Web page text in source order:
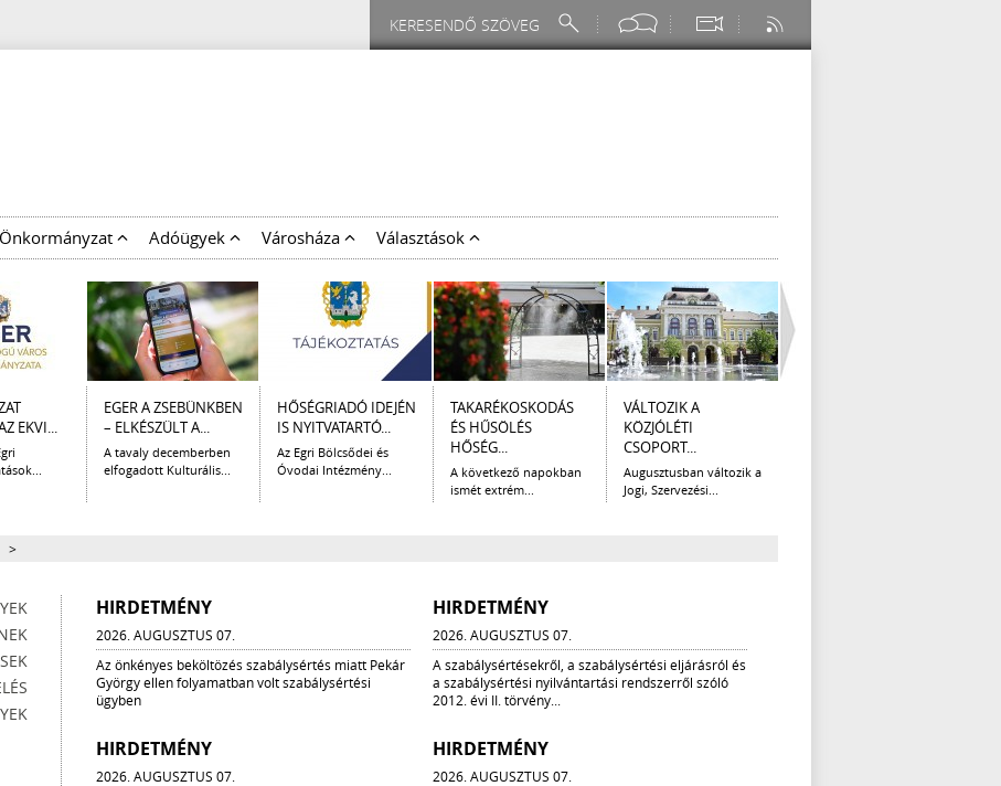
Önkormányzat Adóügyek Városháza Választások
EKVI...
EGER A ZSEBÜNKBEN
– ELKÉSZÜLT A...
A tavaly decemberben
elfogadott Kulturális...
HŐSÉGRIADÓ IDEJÉN
IS NYITVATARTÓ...
Az Egri Bölcsődei és
Óvodai Intézmény...
TAKARÉKOSKODÁS
ÉS HŰSÖLÉS
HŐSÉG...
A következő napokban
ismét extrém...
VÁLTOZIK A
KÖZJÓLÉTI
CSOPORT...
Augusztusban változik a
Jogi, Szervezési...
>
HIRDETMÉNY
2026. AUGUSZTUS 07.
Az önkényes beköltözés szabálysértés miatt Pekár
György ellen folyamatban volt szabálysértési
ügyben
HIRDETMÉNY
2026. AUGUSZTUS 07.
A szabálysértésekről, a szabálysértési eljárásról és
a szabálysértési nyilvántartási rendszerről szóló
2012. évi II. törvény...
HIRDETMÉNY
2026. AUGUSZTUS 07.
HIRDETMÉNY
2026. AUGUSZTUS 07.